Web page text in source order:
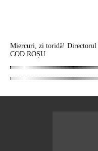
Miercuri, zi toridă! Directorul
COD ROȘU